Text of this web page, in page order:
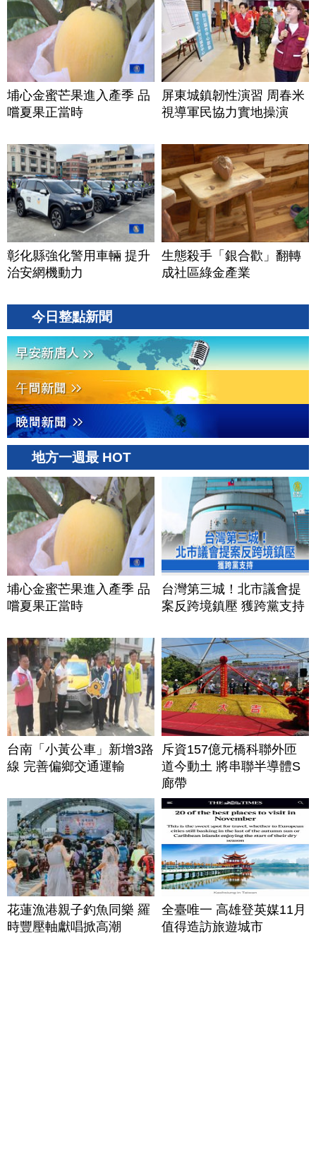
埔心金蜜芒果進入產季 品
嚐夏果正當時
屏東城鎮韌性演習 周春米
視導軍民協力實地操演
彰化縣強化警用車輛 提升
治安網機動力
生態殺手「銀合歡」翻轉
成社區綠金產業
今日整點新聞
地方一週最 HOT
埔心金蜜芒果進入產季 品
嚐夏果正當時
台灣第三城！北市議會提
案反跨境鎮壓 獲跨黨支持
台南「小黃公車」新增3路
線 完善偏鄉交通運輸
斥資157億元橋科聯外匝
道今動土 將串聯半導體S
廊帶
花蓮漁港親子釣魚同樂 羅
時豐壓軸獻唱掀高潮
全臺唯一 高雄登英媒11月
值得造訪旅遊城市